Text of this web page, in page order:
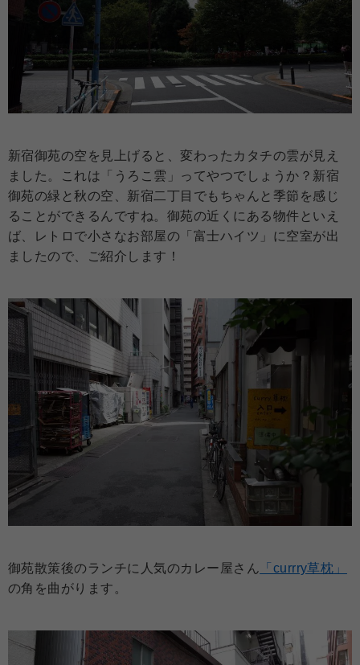
新宿御苑の空を見上げると、変わったカタチの雲が見え
ました。これは「うろこ雲」ってやつでしょうか？新宿
御苑の緑と秋の空、新宿二丁目でもちゃんと季節を感じ
ることができるんですね。御苑の近くにある物件といえ
ば、レトロで小さなお部屋の「富士ハイツ」に空室が出
ましたので、ご紹介します！
御苑散策後のランチに人気のカレー屋さん 「currry草枕」
の角を曲がります。